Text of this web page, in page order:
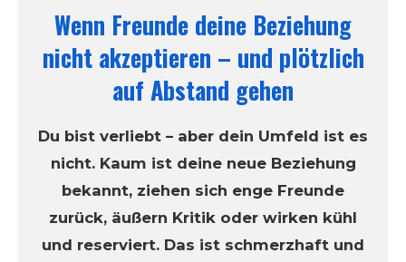
Wenn Freunde deine Beziehung
nicht akzeptieren – und plötzlich
auf Abstand gehen
Du bist verliebt – aber dein Umfeld ist es
nicht. Kaum ist deine neue Beziehung
bekannt, ziehen sich enge Freunde
zurück, äußern Kritik oder wirken kühl
und reserviert. Das ist schmerzhaft und